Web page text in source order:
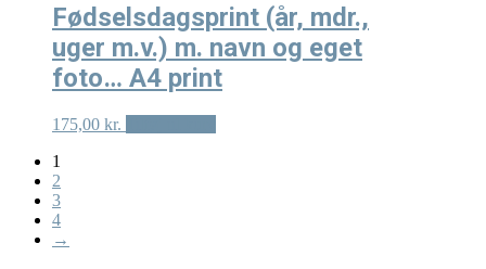
Fødselsdagsprint (år, mdr.,
uger m.v.) m. navn og eget
foto… A4 print
175,00 kr.
1
2
3
4
→